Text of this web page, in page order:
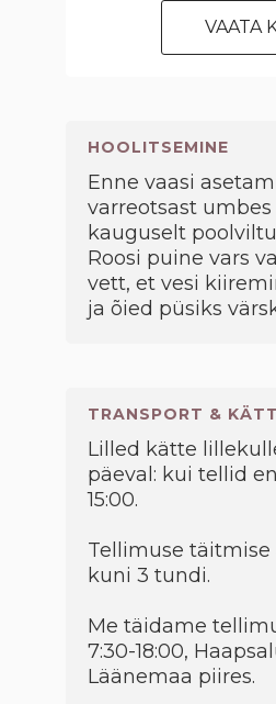
VAATA
HOOLITSEMINE
Enne vaasi
varreotsast umbes
kauguselt
Roosi puine vars
vett, et vesi
ja õied püsiks
TRANSPORT &
Lilled kätte
päeval: kui tellid
15:00.
Tellimuse täitmise
kuni 3 tundi.
Me täidame
7:30-18:00,
Läänemaa piires.